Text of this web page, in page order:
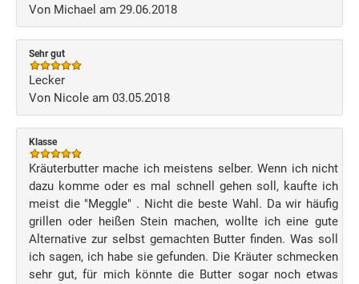
Von Michael am 29.06.2018
Sehr gut
Lecker
Von Nicole am 03.05.2018
Klasse
Kräuterbutter mache ich meistens selber. Wenn ich nicht
dazu komme oder es mal schnell gehen soll, kaufte ich
meist die "Meggle" . Nicht die beste Wahl. Da wir häufig
grillen oder heißen Stein machen, wollte ich eine gute
Alternative zur selbst gemachten Butter finden. Was soll
ich sagen, ich habe sie gefunden. Die Kräuter schmecken
sehr gut, für mich könnte die Butter sogar noch etwas